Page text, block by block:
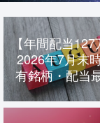
【年間配当
2026年7月末
有銘柄・配当